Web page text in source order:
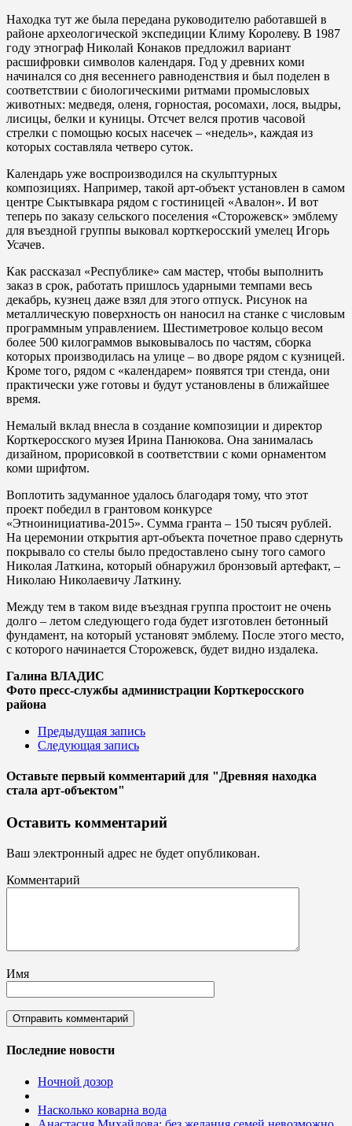
Находка тут же была передана руководителю работавшей в
районе археологической экспедиции Климу Королеву. В 1987
году этнограф Николай Конаков предложил вариант
расшифровки символов календаря. Год у древних коми
начинался со дня весеннего равноденствия и был поделен в
соответствии с биологическими ритмами промысловых
животных: медведя, оленя, горностая, росомахи, лося, выдры,
лисицы, белки и куницы. Отсчет велся против часовой
стрелки с помощью косых насечек – «недель», каждая из
которых составляла четверо суток.
Календарь уже воспроизводился на скульптурных
композициях. Например, такой арт-объект установлен в самом
центре Сыктывкара рядом с гостиницей «Авалон». И вот
теперь по заказу сельского поселения «Сторожевск» эмблему
для въездной группы выковал корткеросский умелец Игорь
Усачев.
Как рассказал «Республике» сам мастер, чтобы выполнить
заказ в срок, работать пришлось ударными темпами весь
декабрь, кузнец даже взял для этого отпуск. Рисунок на
металлическую поверхность он наносил на станке с числовым
программным управлением. Шестиметровое кольцо весом
более 500 килограммов выковывалось по частям, сборка
которых производилась на улице – во дворе рядом с кузницей.
Кроме того, рядом с «календарем» появятся три стенда, они
практически уже готовы и будут установлены в ближайшее
время.
Немалый вклад внесла в создание композиции и директор
Корткеросского музея Ирина Панюкова. Она занималась
дизайном, прорисовкой в соответствии с коми орнаментом
коми шрифтом.
Воплотить задуманное удалось благодаря тому, что этот
проект победил в грантовом конкурсе
«Этноинициатива-2015». Сумма гранта – 150 тысяч рублей.
На церемонии открытия арт-объекта почетное право сдернуть
покрывало со стелы было предоставлено сыну того самого
Николая Латкина, который обнаружил бронзовый артефакт, –
Николаю Николаевичу Латкину.
Между тем в таком виде въездная группа простоит не очень
долго – летом следующего года будет изготовлен бетонный
фундамент, на который установят эмблему. После этого место,
с которого начинается Сторожевск, будет видно издалека.
Галина ВЛАДИС
Фото пресс-службы администрации Корткеросского
района
Предыдущая запись
Следующая запись
Оставьте первый комментарий для "Древняя находка
стала арт-объектом"
Оставить комментарий
Ваш электронный адрес не будет опубликован.
Комментарий
Имя
Последние новости
Ночной дозор
Насколько коварна вода